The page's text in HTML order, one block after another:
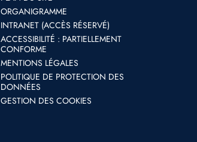
ORGANIGRAMME
INTRANET (ACCÈS RÉSERVÉ)
ACCESSIBILITÉ : PARTIELLEMENT
CONFORME
MENTIONS LÉGALES
POLITIQUE DE PROTECTION DES
DONNÉES
GESTION DES COOKIES